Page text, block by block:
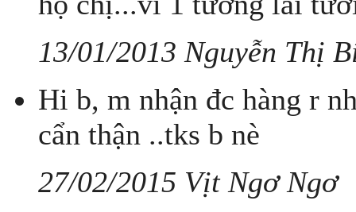
13/01/2013 Nguyễn Thị
Hi b, m nhận đc hàng r
cẩn thận ..tks b nè
27/02/2015 Vịt Ngơ Ngơ